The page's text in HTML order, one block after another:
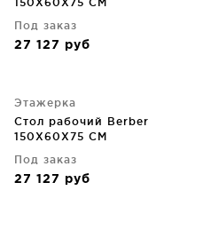
Под заказ
27 127 руб
Этажерка
Стол рабочий Berber
150X60X75 CM
Под заказ
27 127 руб